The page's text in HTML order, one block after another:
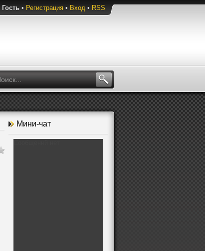
Гость • Регистрация • Вход • RSS
Мини-чат